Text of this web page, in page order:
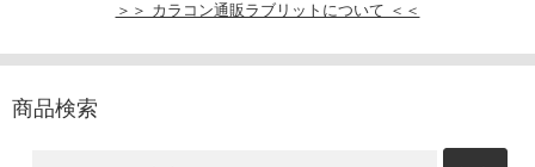
＞＞ カラコン通販ラブリットについて ＜＜
商品検索